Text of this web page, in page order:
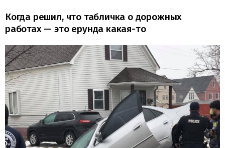
Когда решил, что табличка о дорожных
работах — это ерунда какая-то